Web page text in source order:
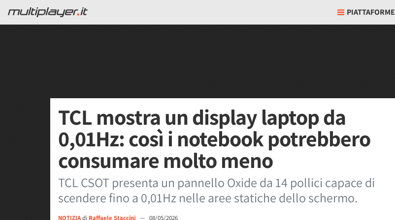
PIATTAFORME
TCL mostra un display laptop da
0,01Hz: così i notebook potrebbero
consumare molto meno
TCL CSOT presenta un pannello Oxide da 14 pollici capace di
scendere fino a 0,01Hz nelle aree statiche dello schermo.
NOTIZIAdi Raffaele Staccini — 08/05/2026